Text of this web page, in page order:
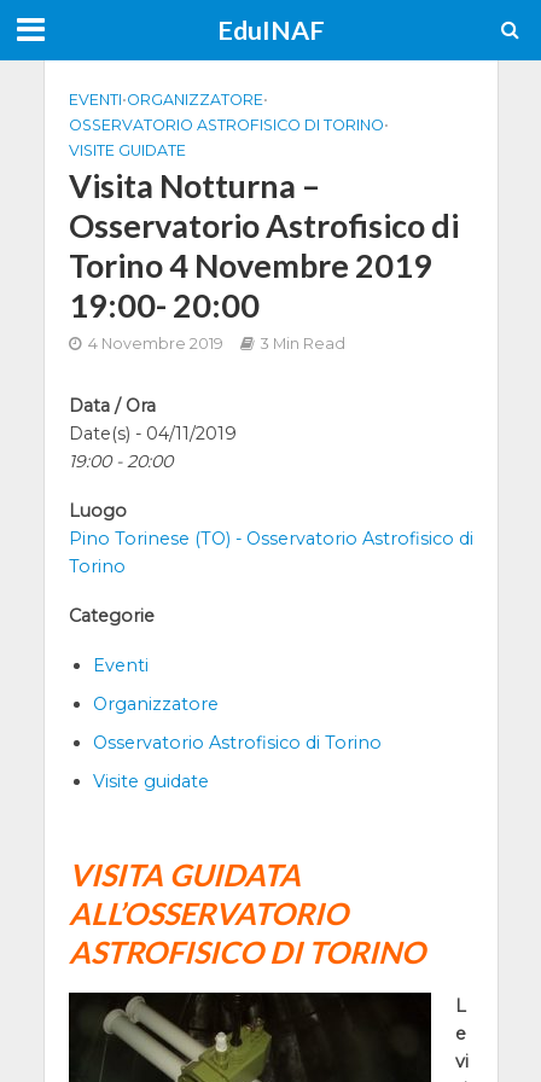
EduINAF
EVENTI•ORGANIZZATORE•
OSSERVATORIO ASTROFISICO DI TORINO•
VISITE GUIDATE
Visita Notturna –
Osservatorio Astrofisico di
Torino 4 Novembre 2019
19:00- 20:00
4 Novembre 2019 3 Min Read
Data / Ora
Date(s) - 04/11/2019
19:00 - 20:00
Luogo
Pino Torinese (TO) - Osservatorio Astrofisico di
Torino
Categorie
Eventi
Organizzatore
Osservatorio Astrofisico di Torino
Visite guidate
VISITA GUIDATA
ALL’OSSERVATORIO
ASTROFISICO DI TORINO
L
e
vi